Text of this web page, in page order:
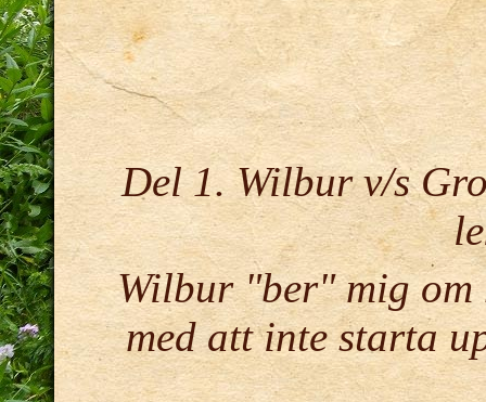
Del 1. Wilbur v/s
Wilbur "ber" mig om
med att inte starta